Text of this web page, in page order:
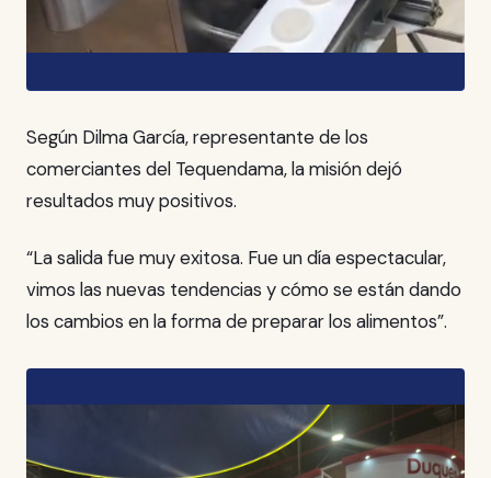
Según Dilma García, representante de los
comerciantes del Tequendama, la misión dejó
resultados muy positivos.
“La salida fue muy exitosa. Fue un día espectacular,
vimos las nuevas tendencias y cómo se están dando
los cambios en la forma de preparar los alimentos”.